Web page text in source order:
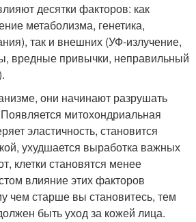
десятки факторов: как
метаболизма, генетика,
так и внешних (УФ-излучение,
вредные привычки, неправильный
они начинают разрушать
митохондриальная
эластичность, становится
ухудшается выработка важных
клетки становятся менее
влияние этих факторов
чем старше вы становитесь, тем
быть уход за кожей лица.